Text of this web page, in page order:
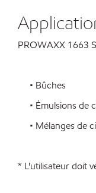
PROWAXX 1663
• Bûches
• Émulsions de
• Mélanges de
* L'utilisateur doit